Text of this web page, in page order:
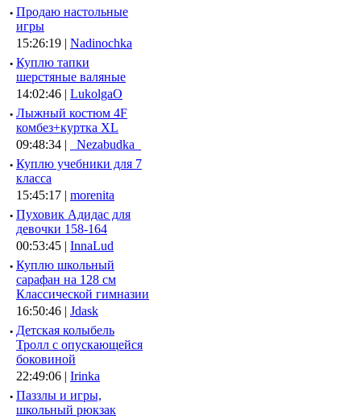
· Продаю настольные
игры
15:26:19 | Nadinochka
· Куплю тапки
шерстяные валяные
14:02:46 | LukolgaO
· Лыжный костюм 4F
комбез+куртка XL
09:48:34 |
_Nezabudka_
· Куплю учебники для 7
класса
15:45:17 | morenita
· Пуховик Адидас для
девочки 158-164
00:53:45 | InnaLud
· Куплю школьный
сарафан на 128 см
Классической гимназии
16:50:46 | Jdask
· Детская колыбель
Тролл с опускающейся
боковиной
22:49:06 | Irinka
· Паззлы и игры,
школьный рюкзак